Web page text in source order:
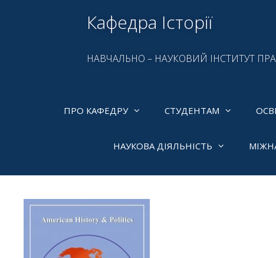
Кафедра Історії
НАВЧАЛЬНО – НАУКОВИЙ ІНСТИТУТ
ПРО КАФЕДРУ СТУДЕНТАМ
НАУКОВА ДІЯЛЬНІСТЬ